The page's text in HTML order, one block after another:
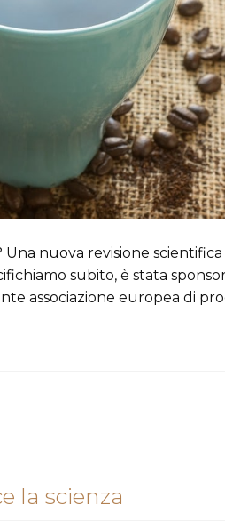
nuova revisione
subito, è stata
associazione europea di
la scienza